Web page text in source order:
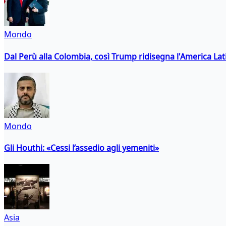
Mondo
Dal Perù alla Colombia, così Trump ridisegna l'America
Mondo
Gli Houthi: «Cessi l’assedio agli yemeniti»
Asia